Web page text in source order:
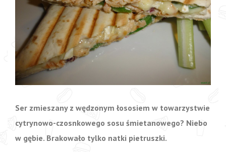
Ser zmieszany z wędzonym łososiem w towarzystwie
cytrynowo-czosnkowego sosu śmietanowego? Niebo
w gębie. Brakowało tylko natki pietruszki.